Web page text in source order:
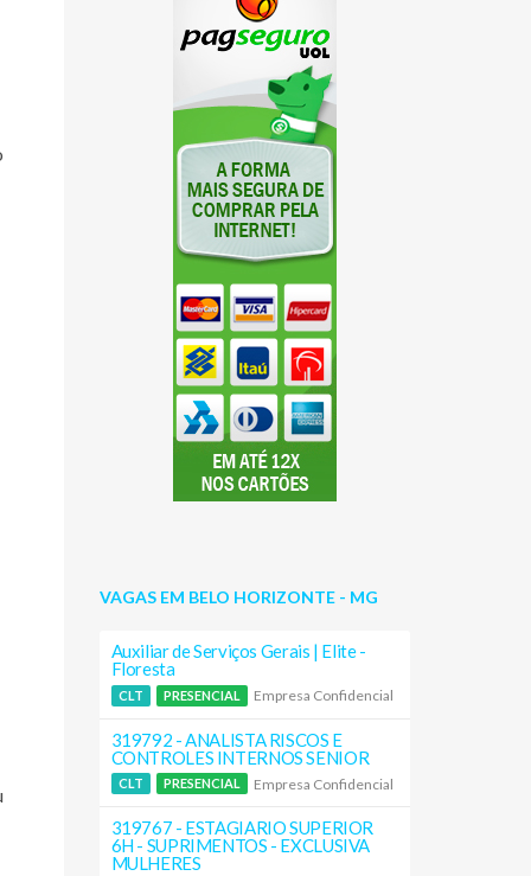
VAGAS EM BELO HORIZONTE - MG
Auxiliar de Serviços Gerais | Elite -
Floresta
CLT PRESENCIAL Empresa Confidencial
319792 - ANALISTA RISCOS E
CONTROLES INTERNOS SENIOR
CLT PRESENCIAL Empresa Confidencial
319767 - ESTAGIARIO SUPERIOR
6H - SUPRIMENTOS - EXCLUSIVA
MULHERES